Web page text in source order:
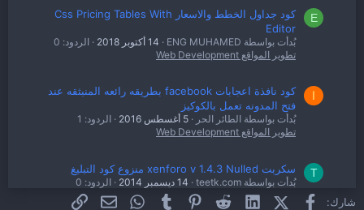
E
كود جداول الخطط والاسعار Css Pricing Tables With
Editor
بُدأت بواسطة ENG MUHAMED 14 أكتوبر 2018
الردود: 0
تطوير المواقع Web Development
ا
كود نافذة اعجابات facebook بطريقه رائعه المنبثقه عند
فتح المدونه تعمل بالكوكيز
بُدأت بواسطة الطائر الحر 5 أغسطس 2016
الردود: 1
تطوير المواقع Web Development
T سكربت xenforo v 1.4.3 Nulled منزوع كود التبليغ
بُدأت بواسطة teetk.com 14 ديسمبر 2014
الردود: 0
تطوير المواقع Web Development
شارك: فيسبوكX (Twitter)
LinkedIn
Reddit
Pinterest
Tumblr
WhatsAppالبريد الإلكتروني
الرابط